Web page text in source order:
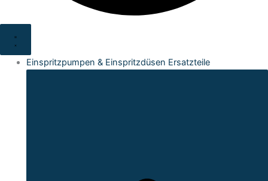
Einspritzpumpen & Einspritzdüsen Ersatzteile